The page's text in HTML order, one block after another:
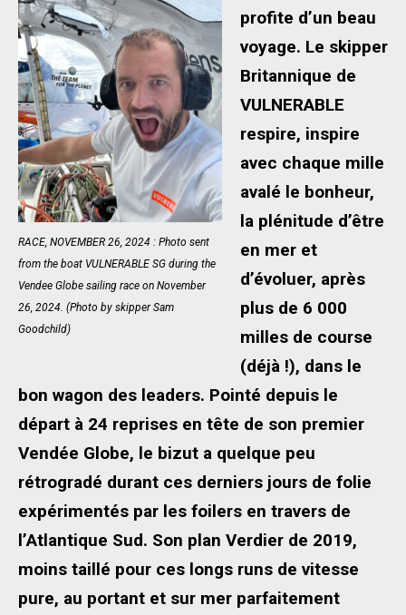
RACE, NOVEMBER 26, 2024 : Photo sent
from the boat VULNERABLE SG during the
Vendee Globe sailing race on November
26, 2024. (Photo by skipper Sam
Goodchild)
profite d’un beau
voyage. Le skipper
Britannique de
VULNERABLE
respire, inspire
avec chaque mille
avalé le bonheur,
la plénitude d’être
en mer et
d’évoluer, après
plus de 6 000
milles de course
(déjà !), dans le
bon wagon des leaders. Pointé depuis le
départ à 24 reprises en tête de son premier
Vendée Globe, le bizut a quelque peu
rétrogradé durant ces derniers jours de folie
expérimentés par les foilers en travers de
l’Atlantique Sud. Son plan Verdier de 2019,
moins taillé pour ces longs runs de vitesse
pure, au portant et sur mer parfaitement